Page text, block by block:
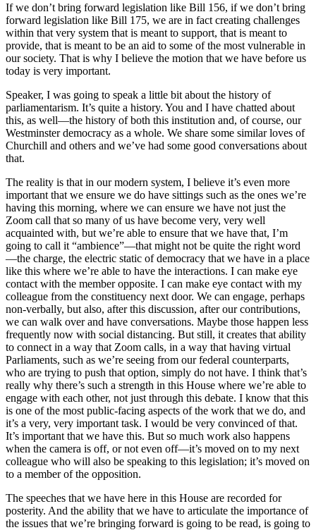
If we don’t bring forward legislation like Bill 156, if we don’t bring
forward legislation like Bill 175, we are in fact creating challenges
within that very system that is meant to support, that is meant to
provide, that is meant to be an aid to some of the most vulnerable in
our society. That is why I believe the motion that we have before us
today is very important.
Speaker, I was going to speak a little bit about the history of
parliamentarism. It’s quite a history. You and I have chatted about
this, as well—the history of both this institution and, of course, our
Westminster democracy as a whole. We share some similar loves of
Churchill and others and we’ve had some good conversations about
that.
The reality is that in our modern system, I believe it’s even more
important that we ensure we do have sittings such as the ones we’re
having this morning, where we can ensure we have not just the
Zoom call that so many of us have become very, very well
acquainted with, but we’re able to ensure that we have that, I’m
going to call it “ambience”—that might not be quite the right word
—the charge, the electric static of democracy that we have in a place
like this where we’re able to have the interactions. I can make eye
contact with the member opposite. I can make eye contact with my
colleague from the constituency next door. We can engage, perhaps
non-verbally, but also, after this discussion, after our contributions,
we can walk over and have conversations. Maybe those happen less
frequently now with social distancing. But still, it creates that ability
to connect in a way that Zoom calls, in a way that having virtual
Parliaments, such as we’re seeing from our federal counterparts,
who are trying to push that option, simply do not have. I think that’s
really why there’s such a strength in this House where we’re able to
engage with each other, not just through this debate. I know that this
is one of the most public-facing aspects of the work that we do, and
it’s a very, very important task. I would be very convinced of that.
It’s important that we have this. But so much work also happens
when the camera is off, or not even off—it’s moved on to my next
colleague who will also be speaking to this legislation; it’s moved on
to a member of the opposition.
The speeches that we have here in this House are recorded for
posterity. And the ability that we have to articulate the importance of
the issues that we’re bringing forward is going to be read, is going to